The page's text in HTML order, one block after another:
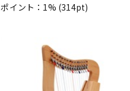
ポイント：1% (314pt)